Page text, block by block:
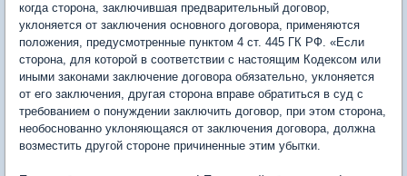
когда сторона, заключившая предварительный договор,
уклоняется от заключения основного договора, применяются
положения, предусмотренные пунктом 4 ст. 445 ГК РФ. «Если
сторона, для которой в соответствии с настоящим Кодексом или
иными законами заключение договора обязательно, уклоняется
от его заключения, другая сторона вправе обратиться в суд с
требованием о понуждении заключить договор, при этом сторона,
необоснованно уклоняющаяся от заключения договора, должна
возместить другой стороне причиненные этим убытки.